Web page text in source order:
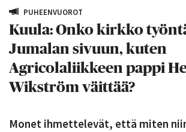
PUHEENVUOROT
Kuula: Onko kirkko
Jumalan sivuun, kuten
Agricolaliikkeen pappi
Wikström väittää?
Monet ihmettelevät, että miten